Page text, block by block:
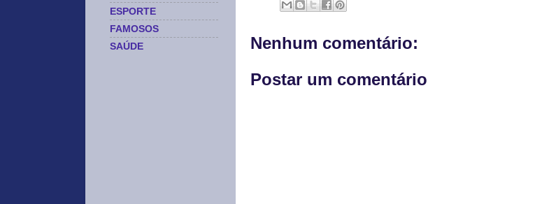
Nenhum comentário:
Postar um comentário
ESPORTE
FAMOSOS
SAÚDE